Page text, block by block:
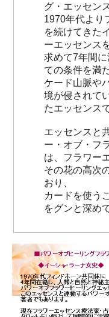
グ・エッセン
1970年代より
を続けてきた
ーエッセンス
求めて7年間
ての条件を満
ケード山脈や
境が侵されて
たエッセンス
エッセンスと
ー・オブ・フ
は、フラワー
その花の高次
おり、
カードを使う
をグンと深め